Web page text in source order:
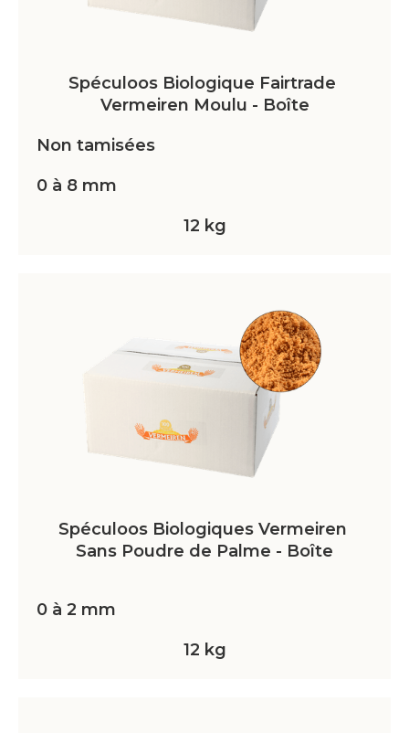
Spéculoos Biologique Fairtrade
Vermeiren Moulu - Boîte
Non tamisées
0 à 8 mm
12 kg
Spéculoos Biologiques Vermeiren
Sans Poudre de Palme - Boîte
0 à 2 mm
12 kg